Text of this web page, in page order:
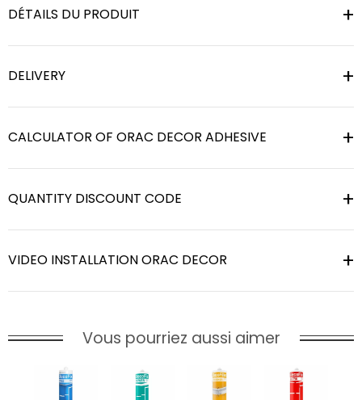
DÉTAILS DU PRODUIT
DELIVERY
CALCULATOR OF ORAC DECOR ADHESIVE
QUANTITY DISCOUNT CODE
VIDEO INSTALLATION ORAC DECOR
Vous pourriez aussi aimer